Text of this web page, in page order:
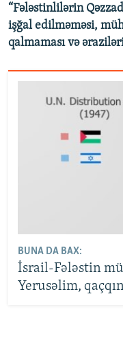
“Fələstinlilərin
işğal edilməməsi,
qalmaması və
BUNA DA BAX:
İsrail-Fələstin
Yerusəlim,